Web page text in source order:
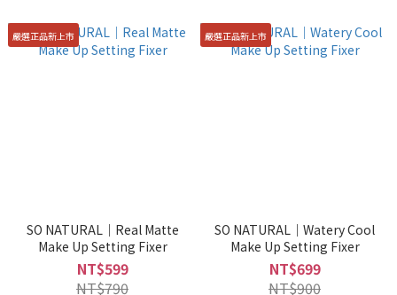
嚴選正品新上市
SO NATURAL｜Real Matte
Make Up Setting Fixer
NT$599
NT$790
嚴選正品新上市
SO NATURAL｜Watery Cool
Make Up Setting Fixer
NT$699
NT$900